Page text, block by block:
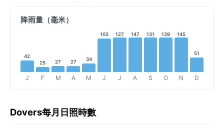
降雨量（毫米）
42
J
25
F
27
M
27
A
34
M
103
J
127
J
147
A
131
S
139
O
145
N
51
D
Dovers每月日照時數